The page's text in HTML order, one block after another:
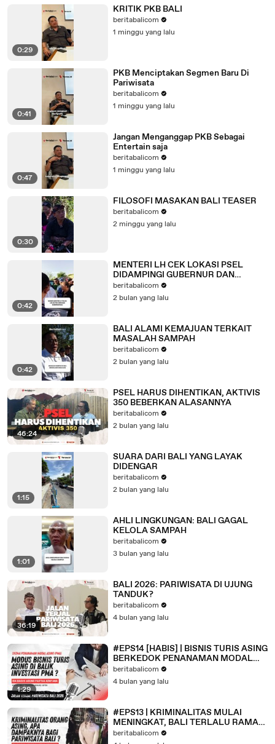
0:29
KRITIK PKB BALI
beritabalicom
1 minggu yang lalu
0:41
PKB Menciptakan Segmen Baru Di
Pariwisata
beritabalicom
1 minggu yang lalu
0:47
Jangan Menganggap PKB Sebagai
Entertain saja
beritabalicom
1 minggu yang lalu
0:30
FILOSOFI MASAKAN BALI TEASER
beritabalicom
2 minggu yang lalu
0:42
MENTERI LH CEK LOKASI PSEL
DIDAMPINGI GUBERNUR DAN
WALIKOTA
beritabalicom
2 bulan yang lalu
0:42
BALI ALAMI KEMAJUAN TERKAIT
MASALAH SAMPAH
beritabalicom
2 bulan yang lalu
46:24
PSEL HARUS DIHENTIKAN, AKTIVIS
350 BEBERKAN ALASANNYA
beritabalicom
2 bulan yang lalu
1:15
SUARA DARI BALI YANG LAYAK
DIDENGAR
beritabalicom
2 bulan yang lalu
1:01
AHLI LINGKUNGAN: BALI GAGAL
KELOLA SAMPAH
beritabalicom
3 bulan yang lalu
36:19
BALI 2026: PARIWISATA DI UJUNG
TANDUK?
beritabalicom
4 bulan yang lalu
1:29
#EPS14 [HABIS] | BISNIS TURIS ASING
BERKEDOK PENANAMAN MODAL
ASING (PMA)?
beritabalicom
4 bulan yang lalu
#EPS13 | KRIMINALITAS MULAI
MENINGKAT, BALI TERLALU RAMAH
PADA TURIS ASING?
beritabalicom